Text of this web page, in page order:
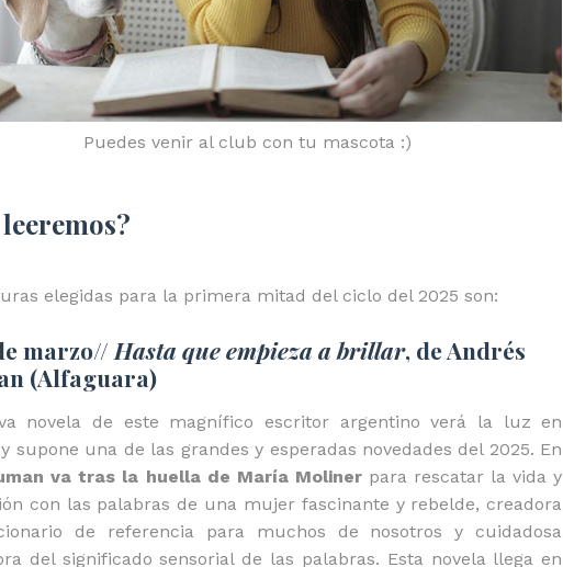
Puedes venir al club con tu mascota :)
elegidas para la primera mitad del ciclo del 2025 son:
marzo// Hasta que empieza a brillar, de Andrés
(Alfaguara)
novela de este magnífico escritor argentino verá la luz en
supone una de las grandes y esperadas novedades del 2025. En
va tras la huella de María Molinerpara rescatar la vida y
con las palabras de una mujer fascinante y rebelde, creadora
de referencia para muchos de nosotros y cuidadosa
del significado sensorial de las palabras. Esta novela llega en